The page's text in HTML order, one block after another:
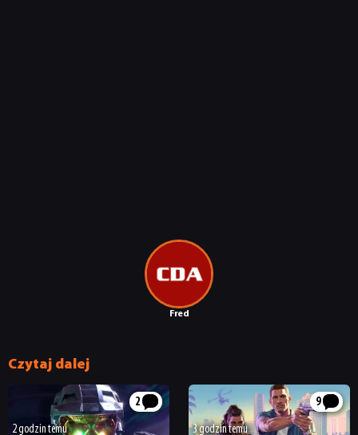
NEWSY
Fred
Czytaj dalej
2
2 godzin temu
9
3 godzin temu